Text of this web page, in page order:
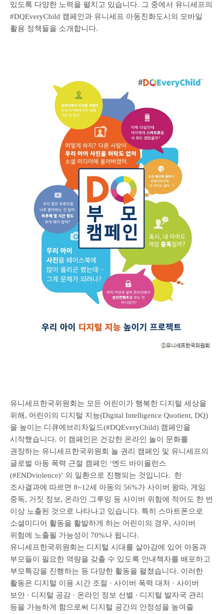
있도록 다양한 노력을 펼치고 있습니다. 그 중에서 유니세프의
#DQEveryChild 캠페인과 유니세프 아동친화도시의 모바일
활용 정책들을 소개합니다.
유니세프한국위원회는 모든 어린이가 행복한 디지털 세상을
위해, 어린이의 디지털 지능(Digital Intelligence Quotient, DQ)
을 높이는 디큐에브리차일드(#DQEveryChild) 캠페인을
시작했습니다. 이 캠페인은 건강한 온라인 놀이 문화를
권장하는 유니세프한국위원회 놀 권리 캠페인 및 유니세프의
글로벌 아동 폭력 근절 캠페인 ‘엔드 바이올런스
(#ENDviolence)’ 의 일환으로 진행되는 것입니다. 한
조사결과에 따르면 8~12세 아동의 56%가 사이버 왕따, 게임
중독, 거짓 정보, 온라인 그루밍 등 사이버 위험에 적어도 한 번
이상 노출된 것으로 나타나고 있습니다. 특히 스마트폰으로
소셜미디어 활동을 활발하게 하는 어린이의 경우, 사이버
위험에 노출될 가능성이 70%나 됩니다.
유니세프한국위원회는 디지털 시대를 살아감에 있어 아동과
부모들이 필요한 역량을 갖출 수 있도록 안내책자를 배포하고
부모특강을 진행하는 등 다양한 활동을 펼쳤습니다. 이러한
활동은 디지털 이용 시간 조절 · 사이버 폭력 대처 · 사이버
보안 · 디지털 공감 · 온라인 정보 선별 · 디지털 발자국 관리
등을 가능하게 함으로써 디지털 공간의 안정성을 높여줄